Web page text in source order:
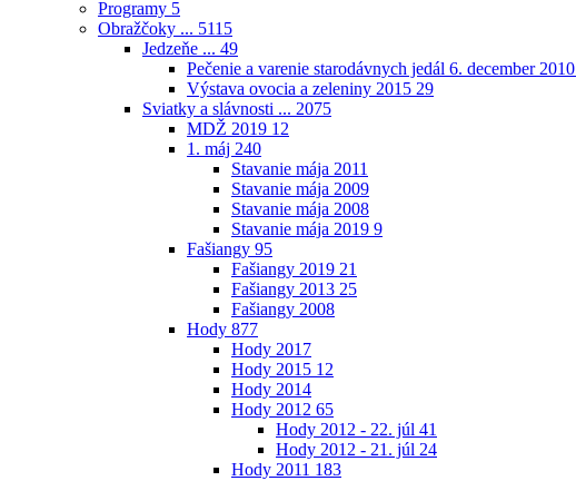
Programy 5
Obražčoky ... 5115
Jedzeňe ... 49
Pečenie a varenie starodávnych jedál 6. december 2010
Výstava ovocia a zeleniny 2015 29
Sviatky a slávnosti ... 2075
MDŽ 2019 12
1. máj 240
Stavanie mája 2011
Stavanie mája 2009
Stavanie mája 2008
Stavanie mája 2019 9
Fašiangy 95
Fašiangy 2019 21
Fašiangy 2013 25
Fašiangy 2008
Hody 877
Hody 2017
Hody 2015 12
Hody 2014
Hody 2012 65
Hody 2012 - 22. júl 41
Hody 2012 - 21. júl 24
Hody 2011 183